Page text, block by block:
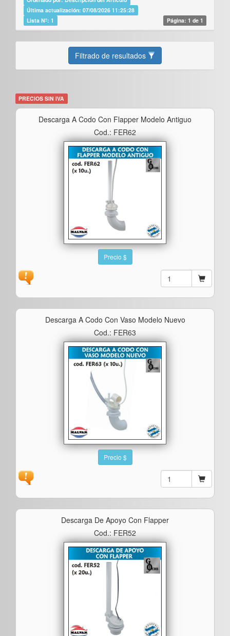
Última actualización: 07/08/2026 11:25:28
Lista Nº: 1
Página: 1 de 1
Filtrado de resultados
PRECIOS SIN IVA
Descarga A Codo Con Flapper Modelo Antiguo
Cod.: FER62
Precio $
Descarga A Codo Con Vaso Modelo Nuevo
Cod.: FER63
Precio $
Descarga De Apoyo Con Flapper
Cod.: FER52